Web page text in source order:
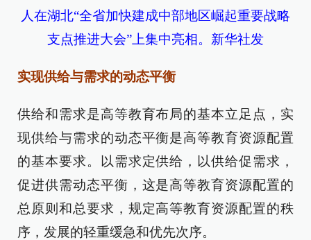
人在湖北“全省加快建成中部地区崛起重要战略
支点推进大会”上集中亮相。新华社发
实现供给与需求的动态平衡
供给和需求是高等教育布局的基本立足点，实
现供给与需求的动态平衡是高等教育资源配置
的基本要求。以需求定供给，以供给促需求，
促进供需动态平衡，这是高等教育资源配置的
总原则和总要求，规定高等教育资源配置的秩
序，发展的轻重缓急和优先次序。